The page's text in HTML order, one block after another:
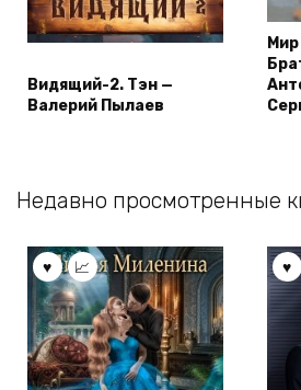
Видящий-2. Тэн —
Валерий Пылаев
Недавно просмотренные